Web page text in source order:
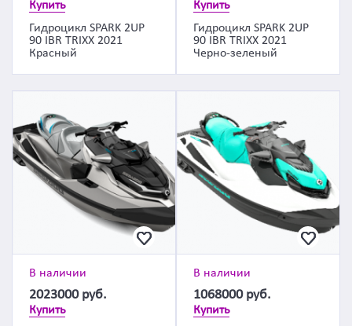
Купить
Гидроцикл SPARK 2UP
90 IBR TRIXX 2021
Красный
Купить
Гидроцикл SPARK 2UP
90 IBR TRIXX 2021
Черно-зеленый
В наличии
2023000 руб.
Купить
В наличии
1068000 руб.
Купить